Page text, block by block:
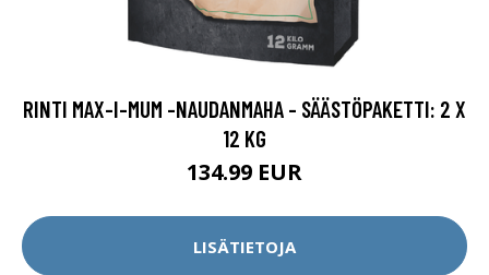
RINTI MAX-I-MUM -NAUDANMAHA - SÄÄSTÖPAKETTI: 2 X
12 KG
134.99 EUR
LISÄTIETOJA